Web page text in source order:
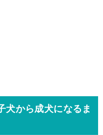
犬から成犬になるま